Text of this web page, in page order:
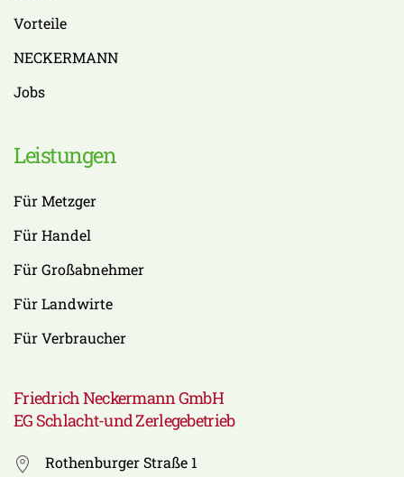
Vorteile
NECKERMANN
Jobs
Leistungen
Für Metzger
Für Handel
Für Großabnehmer
Für Landwirte
Für Verbraucher
Friedrich Neckermann GmbH
EG Schlacht-und Zerlegebetrieb
Rothenburger Straße 1